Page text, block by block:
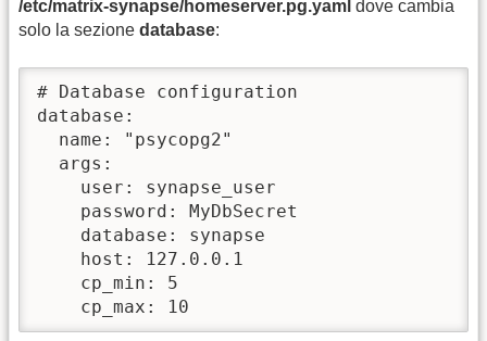
/etc/matrix-synapse/homeserver.pg.yaml dove cambia
solo la sezione database:
# Database configuration
database:
  name: "psycopg2"
  args:
    user: synapse_user
    password: MyDbSecret
    database: synapse
    host: 127.0.0.1
    cp_min: 5
    cp_max: 10